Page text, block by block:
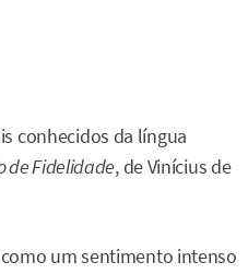
conhecidos da língua
de Fidelidade, de Vinícius de
um sentimento intenso